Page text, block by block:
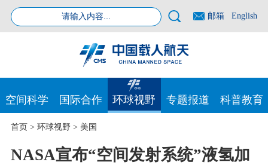
邮箱 English
空间科学 国际合作 环球视野 专题报道 科普教育
首页> 环球视野> 美国
NASA宣布“空间发射系统”液氢加